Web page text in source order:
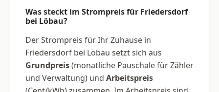
Was steckt im Strompreis für Friedersdorf
bei Löbau?
Der Strompreis für Ihr Zuhause in
Friedersdorf bei Löbau setzt sich aus
Grundpreis(monatliche Pauschale für Zähler
und Verwaltung) und Arbeitspreis